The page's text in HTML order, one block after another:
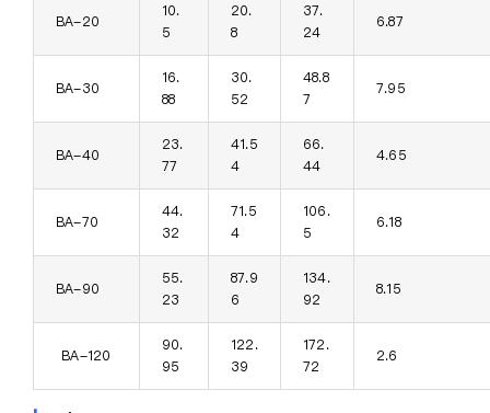
BA-20
10.
5
20.
8
37.
24
6.87
BA-30
16.
88
30.
52
48.8
7
7.95
BA-40
23.
77
41.5
4
66.
44
4.65
BA-70
44.
32
71.5
4
106.
5
6.18
BA-90
55.
23
87.9
6
134.
92
8.15
BA-120
90.
95
122.
39
172.
72
2.6